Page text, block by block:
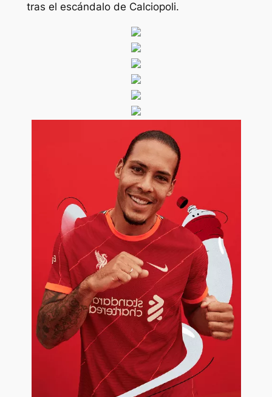
tras el escándalo de Calciopoli.